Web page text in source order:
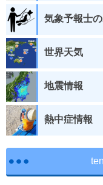
気象予報士
世界天気
地震情報
熱中症情報